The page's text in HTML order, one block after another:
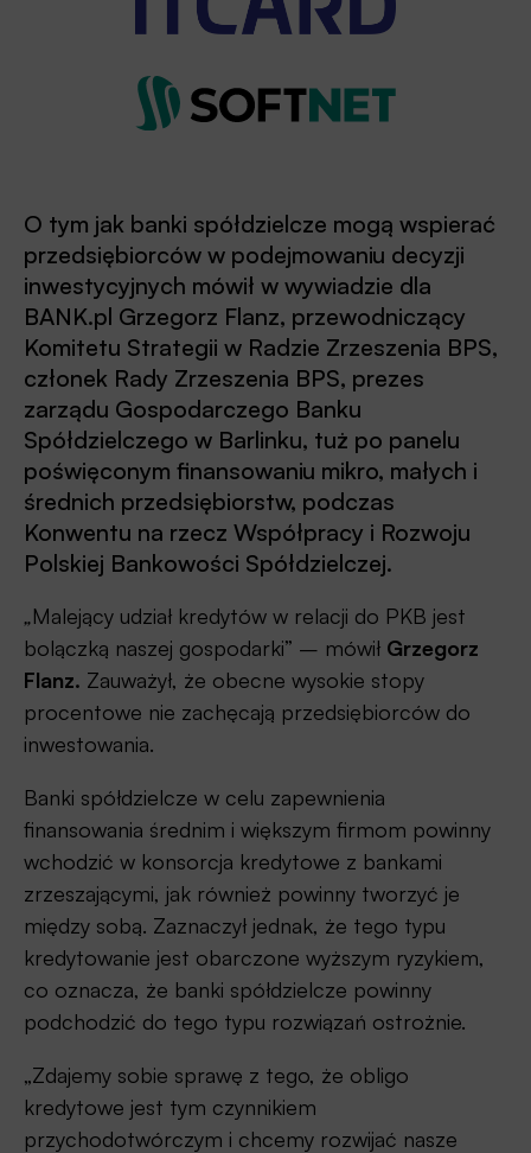
O tym jak banki spółdzielcze mogą wspierać
przedsiębiorców w podejmowaniu decyzji
inwestycyjnych mówił w wywiadzie dla
BANK.pl Grzegorz Flanz, przewodniczący
Komitetu Strategii w Radzie Zrzeszenia BPS,
członek Rady Zrzeszenia BPS, prezes
zarządu Gospodarczego Banku
Spółdzielczego w Barlinku, tuż po panelu
poświęconym finansowaniu mikro, małych i
średnich przedsiębiorstw, podczas
Konwentu na rzecz Współpracy i Rozwoju
Polskiej Bankowości Spółdzielczej.
„Malejący udział kredytów w relacji do PKB jest
bolączką naszej gospodarki” – mówił Grzegorz
Flanz. Zauważył, że obecne wysokie stopy
procentowe nie zachęcają przedsiębiorców do
inwestowania.
Banki spółdzielcze w celu zapewnienia
finansowania średnim i większym firmom powinny
wchodzić w konsorcja kredytowe z bankami
zrzeszającymi, jak również powinny tworzyć je
między sobą. Zaznaczył jednak, że tego typu
kredytowanie jest obarczone wyższym ryzykiem,
co oznacza, że banki spółdzielcze powinny
podchodzić do tego typu rozwiązań ostrożnie.
„Zdajemy sobie sprawę z tego, że obligo
kredytowe jest tym czynnikiem
przychodotwórczym i chcemy rozwijać nasze